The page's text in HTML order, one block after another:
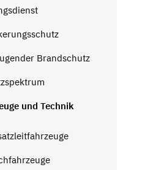
Brandschutz
und Technik